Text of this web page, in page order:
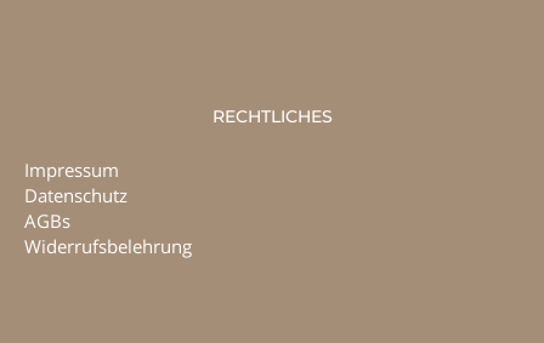
RECHTLICHES
Impressum
Datenschutz
AGBs
Widerrufsbelehrung